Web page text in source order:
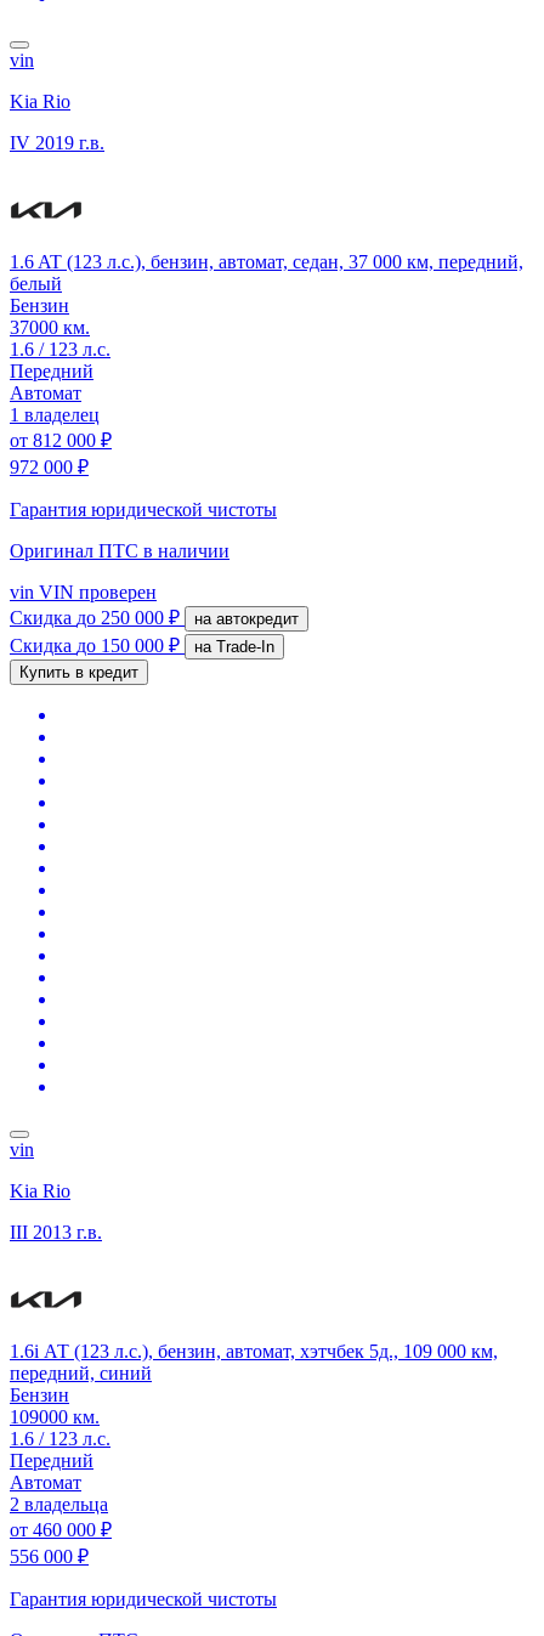
vin
Kia Rio
IV 2019 г.в.
1.6 AT (123 л.с.), бензин, автомат, седан, 37 000 км, передний,
белый
Бензин
37000 км.
1.6 / 123 л.с.
Передний
Автомат
1 владелец
от 812 000 ₽
972 000 ₽
Гарантия юридической чистоты
Оригинал ПТС в наличии
vin VIN проверен
Скидка до 250 000 ₽ на автокредит
Скидка до 150 000 ₽
на Trade-In
Купить в кредит
vin
Kia Rio
III 2013 г.в.
1.6i АТ (123 л.с.), бензин, автомат, хэтчбек 5д., 109 000 км,
передний, синий
Бензин
109000 км.
1.6 / 123 л.с.
Передний
Автомат
2 владельца
от 460 000 ₽
556 000 ₽
Гарантия юридической чистоты